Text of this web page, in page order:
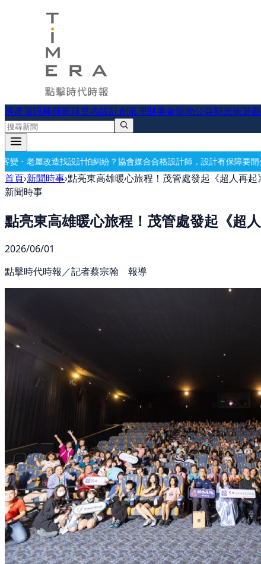
房產資訊棒球籃球室內設計創業理財美食寵物公益觀光旅遊
怕糾紛？協會媒合合格設計師，設計有保障要開公司？借址登記・公
首頁›新聞時事›點亮東高雄暖心旅程！茂管處發起《超人再
新聞時事
點亮東高雄暖心旅程！茂管處發起《超
2026/06/01
點擊時代時報／記者蔡宗翰 報導